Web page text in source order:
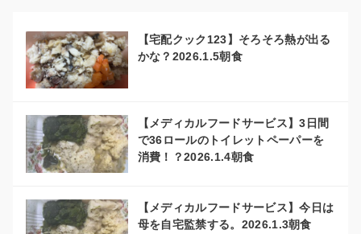
【宅配クック123】そろそろ熱が出る
かな？2026.1.5朝食
【メディカルフードサービス】3日間
で36ロールのトイレットペーパーを
消費！？2026.1.4朝食
【メディカルフードサービス】今日は
母を自宅監禁する。2026.1.3朝食